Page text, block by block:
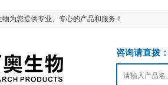
为您提供专业、专心的产品和服务！
咨询请直拨